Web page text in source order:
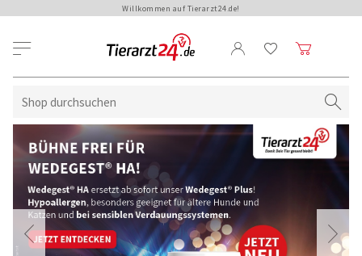
Willkommen auf Tierarzt24.de!